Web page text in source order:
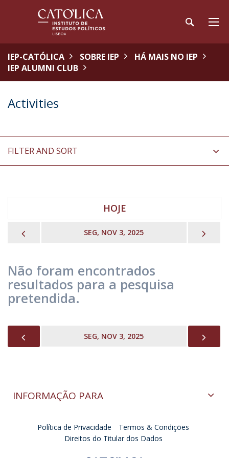
IEP-CATÓLICA SOBRE IEP
HÁ MAIS NO IEP
IEP ALUMNI CLUB
Activities
FILTER AND SORT
HOJE
SEG, NOV 3, 2025
Não foram encontrados
resultados para a pesquisa
pretendida.
SEG, NOV 3, 2025
INFORMAÇÃO PARA
Política de Privacidade
Termos & Condições
Direitos do Titular dos Dados